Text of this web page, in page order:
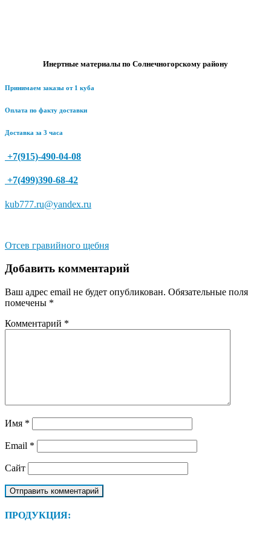
Инертные материалы по Солнечногорскому району
Принимаем заказы от 1 куба
Оплата по факту доставки
Доставка за 3 часа
+7(915)-490-04-08
+7(499)390-68-42
kub777.ru@yandex.ru
Навигация
по
записям
Отсев гравийного щебня
Добавить комментарий
Ваш адрес email не будет опубликован. Обязательные поля
помечены *
Комментарий *
Имя *
Email *
Сайт
ПРОДУКЦИЯ: